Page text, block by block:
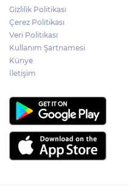
Gizlilik Politikası
Çerez Politikası
Veri Politikası
Kullanım Şartnamesi
Künye
İletişim